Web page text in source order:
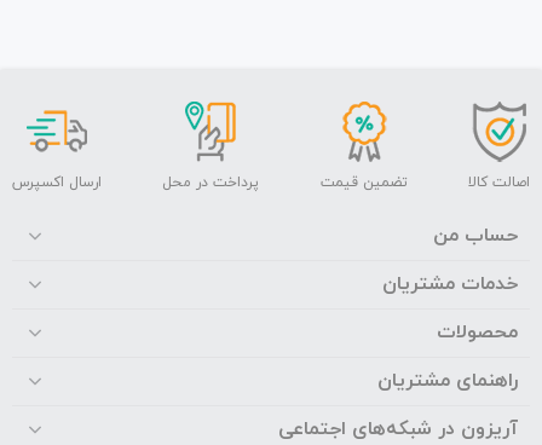
اصالت کالا تضمین قیمت پرداخت در محل ارسال اکسپرس
حساب من
خدمات مشتریان
محصولات
راهنمای مشتریان
آریزون در شبکه‌های اجتماعی